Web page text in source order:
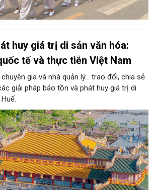
huy giá trị di sản văn hóa:
tế và thực tiễn Việt Nam
gia và nhà quản lý... trao đổi, chia sẻ
giải pháp bảo tồn và phát huy giá trị di